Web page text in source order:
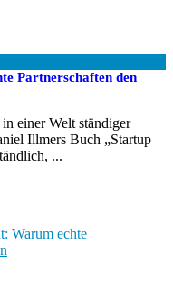
Partnerschaften den
einer Welt ständiger
Illmers Buch „Startup
...
Warum echte